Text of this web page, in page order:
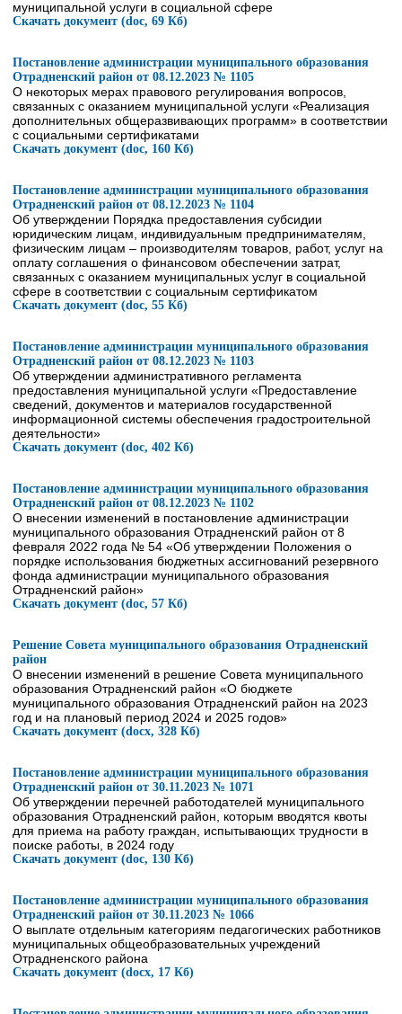
муниципальной услуги в социальной сфере
Скачать документ (doc, 69 Кб)
Постановление администрации муниципального образования
Отрадненский район от 08.12.2023 № 1105
О некоторых мерах правового регулирования вопросов,
связанных с оказанием муниципальной услуги «Реализация
дополнительных общеразвивающих программ» в соответствии
с социальными сертификатами
Скачать документ (doc, 160 Кб)
Постановление администрации муниципального образования
Отрадненский район от 08.12.2023 № 1104
Об утверждении Порядка предоставления субсидии
юридическим лицам, индивидуальным предпринимателям,
физическим лицам – производителям товаров, работ, услуг на
оплату соглашения о финансовом обеспечении затрат,
связанных с оказанием муниципальных услуг в социальной
сфере в соответствии с социальным сертификатом
Скачать документ (doc, 55 Кб)
Постановление администрации муниципального образования
Отрадненский район от 08.12.2023 № 1103
Об утверждении административного регламента
предоставления муниципальной услуги «Предоставление
сведений, документов и материалов государственной
информационной системы обеспечения градостроительной
деятельности»
Скачать документ (doc, 402 Кб)
Постановление администрации муниципального образования
Отрадненский район от 08.12.2023 № 1102
О внесении изменений в постановление администрации
муниципального образования Отрадненский район от 8
февраля 2022 года № 54 «Об утверждении Положения о
порядке использования бюджетных ассигнований резервного
фонда администрации муниципального образования
Отрадненский район»
Скачать документ (doc, 57 Кб)
Решение Совета муниципального образования Отрадненский
район
О внесении изменений в решение Совета муниципального
образования Отрадненский район «О бюджете
муниципального образования Отрадненский район на 2023
год и на плановый период 2024 и 2025 годов»
Скачать документ (docx, 328 Кб)
Постановление администрации муниципального образования
Отрадненский район от 30.11.2023 № 1071
Об утверждении перечней работодателей муниципального
образования Отрадненский район, которым вводятся квоты
для приема на работу граждан, испытывающих трудности в
поиске работы, в 2024 году
Скачать документ (doc, 130 Кб)
Постановление администрации муниципального образования
Отрадненский район от 30.11.2023 № 1066
О выплате отдельным категориям педагогических работников
муниципальных общеобразовательных учреждений
Отрадненского района
Скачать документ (docx, 17 Кб)